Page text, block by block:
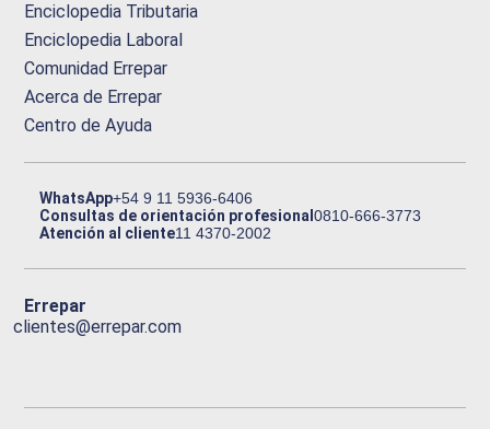
Enciclopedia Tributaria
Enciclopedia Laboral
Comunidad Errepar
Acerca de Errepar
Centro de Ayuda
WhatsApp+54 9 11 5936-6406
Consultas de orientación profesional0810-666-3773
Atención al cliente11 4370-2002
Errepar
clientes@errepar.com